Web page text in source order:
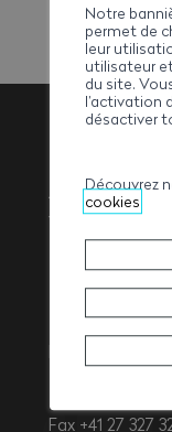
Fax +41 27 327
Notre
permet de
leur
utilisateur
du site.
l’activation
désactiver
Découvrez
cookies